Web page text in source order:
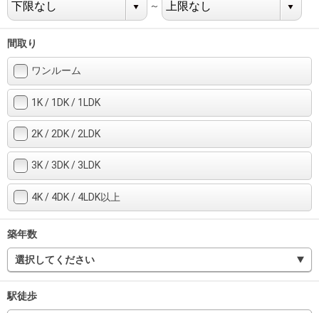
～
間取り
ワンルーム
1K / 1DK / 1LDK
2K / 2DK / 2LDK
3K / 3DK / 3LDK
4K / 4DK / 4LDK以上
築年数
選択してください
駅徒歩